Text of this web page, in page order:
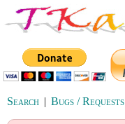
Search | Bugs / Requests